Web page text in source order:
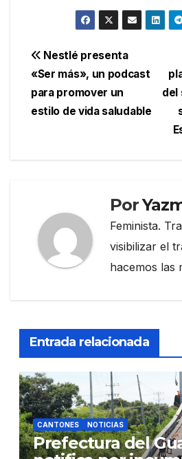
Navegación
de
entradas
del
Nestlé presenta
«Ser más», un podcast
para promover un
estilo de vida saludable
Por
Feminista.
visibilizar el
hacemos las
Entrada relacionada
CANTONES NOTICIAS
Prefectura del